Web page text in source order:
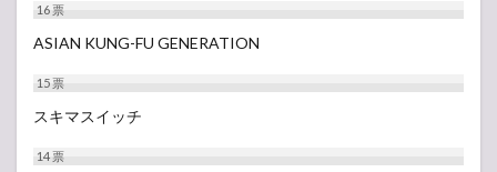
16票
ASIAN KUNG-FU GENERATION
15票
スキマスイッチ
14票